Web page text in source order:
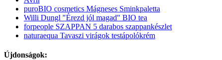
puroBIO cosmetics Mágneses Sminkpaletta
Willi Dungl "Érezd jól magad" BIO tea
forpeople SZAPPAN 5 darabos szappankészlet
naturaequa Tavaszi virágok testápolókrém
Újdonságok: